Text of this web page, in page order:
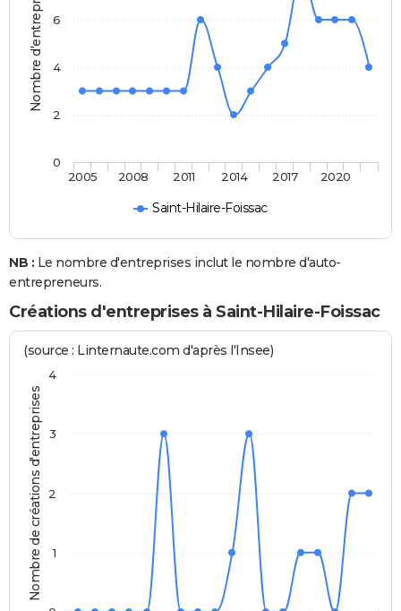
Nombre d'entreprises
Saint-Hilaire-Foissac
2005 2008 2011 2014 2017 2020
0
2
4
6
NB : Le nombre d'entreprises inclut le nombre d'auto-
entrepreneurs.
Créations d'entreprises à Saint-Hilaire-Foissac
Nombre de créations d'entreprises
(source : Linternaute.com d'après l'Insee)
1
2
3
4